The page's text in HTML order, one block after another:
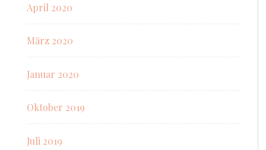
April 2020
März 2020
Januar 2020
Oktober 2019
Juli 2019